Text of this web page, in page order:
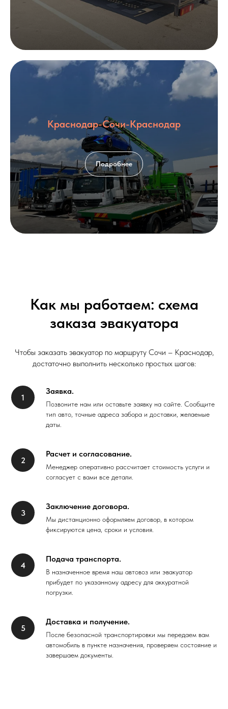
Краснодар-Сочи-Краснодар
Подробнее
Как мы работаем: схема
заказа эвакуатора
Чтобы заказать эвакуатор по маршруту Сочи – Краснодар,
достаточно выполнить несколько простых шагов:
Заявка.
Позвоните нам или оставьте заявку на сайте. Сообщите
тип авто, точные адреса забора и доставки, желаемые
даты.
Расчет и согласование.
Менеджер оперативно рассчитает стоимость услуги и
согласует с вами все детали.
Заключение договора.
Мы дистанционно оформляем договор, в котором
фиксируются цена, сроки и условия.
Подача транспорта.
В назначенное время наш автовоз или эвакуатор
прибудет по указанному адресу для аккуратной
погрузки.
Доставка и получение.
После безопасной транспортировки мы передаем вам
автомобиль в пункте назначения, проверяем состояние и
завершаем документы.